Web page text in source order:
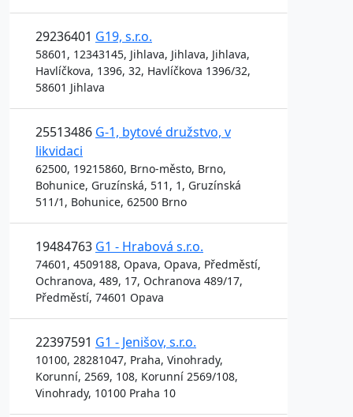
29236401 G19, s.r.o.
58601, 12343145, Jihlava, Jihlava, Jihlava,
Havlíčkova, 1396, 32, Havlíčkova 1396/32,
58601 Jihlava
25513486 G-1, bytové družstvo, v
likvidaci
62500, 19215860, Brno-město, Brno,
Bohunice, Gruzínská, 511, 1, Gruzínská
511/1, Bohunice, 62500 Brno
19484763 G1 - Hrabová s.r.o.
74601, 4509188, Opava, Opava, Předměstí,
Ochranova, 489, 17, Ochranova 489/17,
Předměstí, 74601 Opava
22397591 G1 - Jenišov, s.r.o.
10100, 28281047, Praha, Vinohrady,
Korunní, 2569, 108, Korunní 2569/108,
Vinohrady, 10100 Praha 10